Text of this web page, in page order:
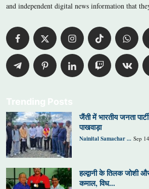
and independent digital news information that
Trending Posts
जैंती में भारतीय जनता
पाखवाड़ा
Nainital Samachar ... Sep
हल्द्वानी के तिलक जोशी
कमाल, विध...